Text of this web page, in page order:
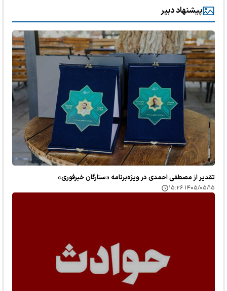
پیشنهاد دبیر
تقدیر از مصطفی احمدی در ویژه‌برنامه «ستارگان خبرفوری»
۱۴۰۵/۰۵/۱۵ ۱۵:۲۶